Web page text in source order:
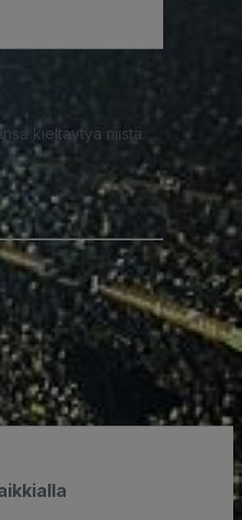
kieltäytyä niistä.